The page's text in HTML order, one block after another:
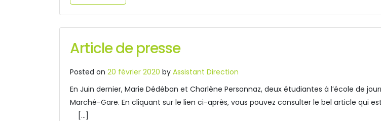
Article de presse
Posted on 20 février 2020 by Assistant Direction
En Juin dernier, Marie Dédéban et Charlène Personnaz, deux étudiantes à l’école de
Marché-Gare. En cliquant sur le lien ci-après, vous pouvez consulter le bel article qui
[…]